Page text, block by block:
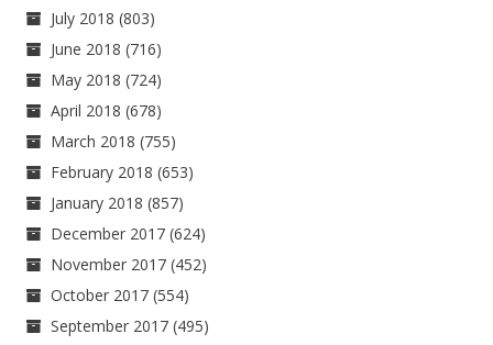
July 2018 (803)
June 2018 (716)
May 2018 (724)
April 2018 (678)
March 2018 (755)
February 2018 (653)
January 2018 (857)
December 2017 (624)
November 2017 (452)
October 2017 (554)
September 2017 (495)